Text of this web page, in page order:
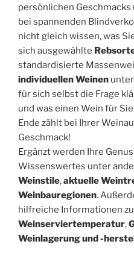
persönlichen
bei spannenden
nicht gleich wissen, was
sich ausgewählte
standardisierte
individuellen Weinen
für sich selbst die Frage
und was einen Wein für
Ende zählt bei Ihrer
Geschmack!
Ergänzt werden Ihre
Wissenswertes unter
Weinstile,aktuelle
Weinbauregionen.
hilfreiche Informationen
Weinserviertemperatur,
Weinlagerung und -